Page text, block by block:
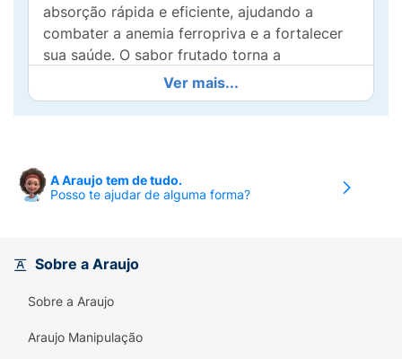
absorção rápida e eficiente, ajudando a
combater a anemia ferropriva e a fortalecer
sua saúde. O sabor frutado torna a
experiência de tomar suplemento muito mais
agradável, especialmente para crianças e
adultos que têm dificuldade com formulações
Com 30ml de suplemento, este produto não
apenas auxilia na prevenção e tratamento da
perca a oportunidade de revitalizar sua
orientação de seu médico ou nutricionista e
sinta a diferença na sua qualidade de vida.
Preserve sua saúde com o Sulfato Ferroso
Ver mais...
A Araujo tem de tudo.
Posso te ajudar de alguma forma?
Sobre a Araujo
Sobre a Araujo
Araujo Manipulação